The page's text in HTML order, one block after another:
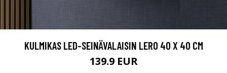
KULMIKAS LED-SEINÄVALAISIN LERO 40 X 40 CM
139.9 EUR